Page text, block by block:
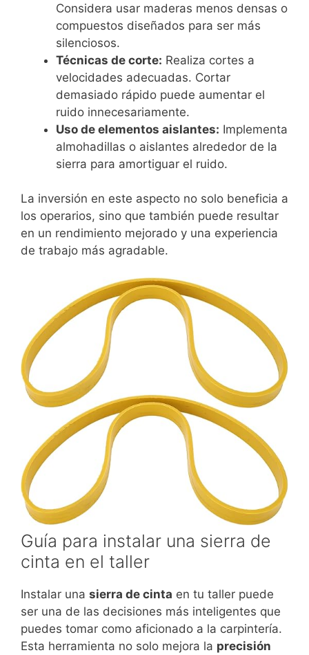
Considera usar maderas menos densas o
compuestos diseñados para ser más
silenciosos.
Técnicas de corte: Realiza cortes a
velocidades adecuadas. Cortar
demasiado rápido puede aumentar el
ruido innecesariamente.
Uso de elementos aislantes: Implementa
almohadillas o aislantes alrededor de la
sierra para amortiguar el ruido.
La inversión en este aspecto no solo beneficia a
los operarios, sino que también puede resultar
en un rendimiento mejorado y una experiencia
de trabajo más agradable.
Guía para instalar una sierra de
cinta en el taller
Instalar una sierra de cinta en tu taller puede
ser una de las decisiones más inteligentes que
puedes tomar como aficionado a la carpintería.
Esta herramienta no solo mejora la precisión